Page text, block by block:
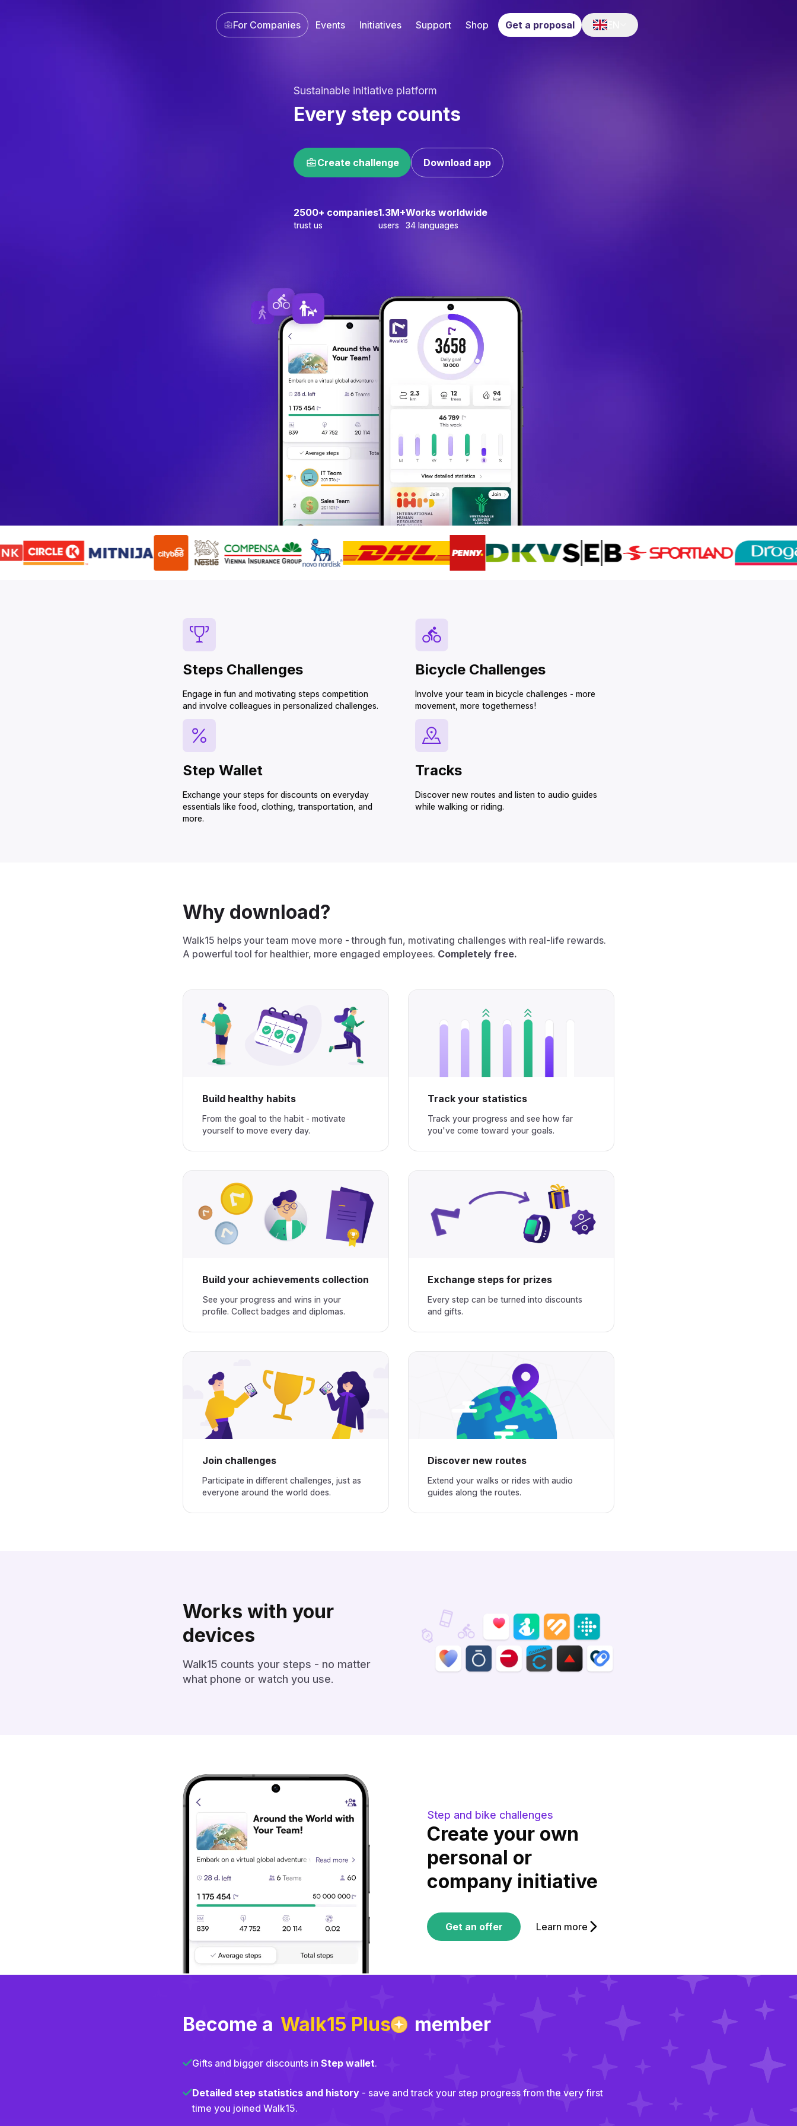
For Companies Events Initiatives Support Shop Get a proposal
Sustainable initiative platform‌‍‍‍‍‌‍‍‌‌‌‍‌‌‌‍‌‌‌‍‍‌‍‌‍‍‌‌‌‍‌‌‌‍‌‌‌‌‍‍‍‌‍‌‌‌‌‍‌‌‌‍‌‌‌‍‌‌‍‌‌‌‌‌‍‍‌‍‍‍‍‌‌‍‍‌‍‍‌‍‌‌‍‍‌‌‍‌‍‌‌‍‌‍‌‌‌‌‌‌‍‍‌‌‌‌‍‌‌‍‍‌‌‍‍‍‌‌‍‍‌‌‍‌‍‌‌‌‍‌‍‍‍‌‌‌‍‍‌‍‌‌‌‌‌‍‍‌‌‍‌‍‌‌‍‍‍‌‌‍‌‌‌‍‍‌‍‍‍‍‌‌‌‍‌‍‍‍‌‌‌‍‍‍‌‌‍‍‌‌‍‍‍‌‍‌‍‌‌‍‍‌‌‌‍‌‌‌‍‍‍‌‍‌‌‌‌‍‍‌‍‌‌‍‌‌‍‍‍‌‍‌‌‌‌‍‍‌‍‍‌‌‌‌‍‍‌‌‍‌‍‌‌‌‍‌‌‌‍‌‌‌‍‍‍‍‍‌‍‌‌‌‌‌‍‌‍‌‌
Every step counts‌‍‍‍‍‌‍‍‌‌‌‍‌‌‌‍‌‌‌‍‍‌‍‌‍‍‌‌‌‍‌‌‌‍‌‌‌‌‍‍‍‌‍‌‌‌‌‍‌‌‌‍‌‌‌‍‌‌‍‌‌‌‌‌‍‍‌‍‍‍‍‌‌‍‍‌‍‍‌‍‌‌‍‍‌‌‍‌‍‌‌‍‌‍‌‌‌‌‌‌‍‍‌‌‌‌‍‌‌‍‍‌‌‍‍‍‌‌‍‍‌‌‍‌‍‌‌‌‍‌‍‍‍‌‌‌‍‍‌‍‌‌‌‌‌‍‍‌‌‍‌‍‌‌‍‍‍‌‌‍‌‌‌‍‍‌‍‍‍‍‌‌‌‍‌‍‍‍‌‌‌‍‍‍‌‍‌‌‌‌‍‍‌‍‌‌‍‌‌‍‍‍‌‍‌‌‌‌‍‍‌‍‍‌‌‌‌‍‍‌‌‍‌‍‌‌‌‍‌‌‌‍‌‌‌‍‍‍‍‍‌‍‌‌‌‌‌‍‌‍‌‌
Create challenge‌‍‍‍‍‌‍‍‌‌‌‍‌‌‌‍‌‌‌‍‍‌‍‌‍‍‌‌‌‍‌‌‌‍‌‌‌‌‍‍‍‌‍‌‌‌‌‍‌‌‌‍‌‌‌‍‌‌‍‌‌‌‌‌‍‍‌‍‍‍‍‌‌‍‍‌‍‍‌‍‌‌‍‍‌‌‍‌‍‌‌‍‌‍‌‌‌‌‌‌‍‍‌‌‌‌‍‌‌‍‍‌‌‍‍‍‌‌‍‍‌‌‍‌‍‌‌‌‍‌‍‍‍‌‌‌‍‍‌‍‌‌‌‌‌‍‍‌‌‍‌‍‌‌‍‍‍‌‌‍‌‌‌‍‍‌‍‍‍‍‌‌‌‍‌‍‍‍‌‌‌‍‍‌‌‌‍‌‌‌‍‍‍‌‍‌‍‌‌‍‍‍‌‍‌‌‌‌‍‍‍‌‍‌‌‌‌‍‍‌‍‍‍‍‌‌‍‍‌‍‍‍‌‌‌‍‍‍‌‌‍‍‌‌‌‍‌‍‍‍‌‌‌‍‍‌‌‌‍‍‌‌‍‍‍‌‌‍‌‌‌‍‍‌‌‍‌‍‌‌‍‍‌‌‌‌‍‌‌‍‍‍‌‍‌‌‌‌‍‍‌‌‍‌‍‌‌‍‌‌‌‌‍‍‌‌‍‍‌‍‌‌‌‌‌‍‍‌‌‌‌‍‌‌‍‍‌‍‍‌‌‌‌‍‍‌‍‍‌‌‌‌‍‍‌‌‍‌‍‌‌‍‍‌‍‍‍‌‌‌‍‍‌‌‍‍‍‌‌‍‍‌‌‍‌‍‌‌‌‍‌‌‌‍‌‌‌‍‍‍‍‍‌‍‌‌‌‌‌‍‌‍‌‌ Download app‌‍‍‍‍‌‍‍‌‌‌‍‌‌‌‍‌‌‌‍‍‌‍‌‍‍‌‌‌‍‌‌‌‍‌‌‌‌‍‍‍‌‍‌‌‌‌‍‌‌‌‍‌‌‌‍‌‌‍‌‌‌‌‌‍‍‌‍‍‍‍‌‌‍‍‌‍‍‌‍‌‌‍‍‌‌‍‌‍‌‌‍‌‍‌‌‌‌‌‌‍‍‌‌‌‌‍‌‌‍‍‌‌‍‍‍‌‌‍‍‌‌‍‌‍‌‌‌‍‌‍‍‍‌‌‌‍‍‌‍‌‌‌‌‌‍‍‌‌‍‌‍‌‌‍‍‍‌‌‍‌‌‌‍‍‌‍‍‍‍‌‌‌‍‌‍‍‍‌‌‌‍‍‌‌‌‍‌‌‌‍‍‍‌‍‌‍‌‌‍‍‍‌‍‌‌‌‌‍‍‍‌‍‌‌‌‌‍‍‌‍‍‍‍‌‌‍‍‌‍‍‍‌‌‌‍‍‍‌‌‍‍‌‌‌‍‌‍‍‍‌‌‌‍‍‌‌‍‌‌‌‌‍‍‌‍‍‍‍‌‌‍‍‍‌‍‍‍‌‌‍‍‌‍‍‍‌‌‌‍‍‌‍‍‌‌‌‌‍‍‌‍‍‍‍‌‌‍‍‌‌‌‌‍‌‌‍‍‌‌‍‌‌‌‌‍‌‌‌‌‌‍‌‌‍‍‍‌‌‌‌‌‌‍‍‍‌‌‌‌‌‌‌‍‌‌‌‍‌‌‌‍‍‍‍‍‌‍‌‌‌‌‌‍‌‍‌‌
2500+ companies‌‍‍‍‍‌‍‍‌‌‌‍‌‌‌‍‌‌‌‍‍‌‍‌‍‍‌‌‌‍‌‌‌‍‌‌‌‌‍‍‍‌‍‌‌‌‌‍‌‌‌‍‌‌‌‍‌‌‍‌‌‌‌‌‍‍‌‍‍‍‍‌‌‍‍‌‍‍‌‍‌‌‍‍‌‌‍‌‍‌‌‍‌‍‌‌‌‌‌‌‍‍‌‌‌‌‍‌‌‍‍‌‌‍‍‍‌‌‍‍‌‌‍‌‍‌‌‌‍‌‍‍‍‌‌‌‍‍‌‍‌‌‌‌‌‍‍‌‌‍‌‍‌‌‍‍‍‌‌‍‌‌‌‍‍‌‍‍‍‍‌‌‌‍‌‍‍‍‌‌‌‍‍‌‍‍‍‌‌‌‍‍‍‌‍‌‍‌‌‍‍‌‍‍‌‍‌‌‍‍‌‌‌‍‌‌‌‍‍‌‌‍‌‍‌‌‍‍‍‌‌‍‌‌‌‍‍‍‌‌‍‍‌‌‌‍‌‍‍‍‌‌‌‍‍‌‌‌‍‍‌‌‍‍‌‍‍‍‍‌‌‍‍‌‍‍‌‍‌‌‍‍‍‌‌‌‌‌‌‍‍‌‌‌‌‍‌‌‍‍‌‍‍‍‌‌‌‍‍‌‍‌‌‍‌‌‍‍‌‌‍‌‍‌‌‍‍‍‌‌‍‍‌‌‌‍‌‍‍‍‌‌‌‍‍‍‌‍‍‌‌‌‍‍‌‌‌‌‍‌‌‍‍‌‍‍‌‌‌‌‍‍‍‌‍‌‍‌‌‍‍‌‌‍‌‍‌‌‌‍‌‌‌‍‌‌‌‍‍‍‍‍‌‍‌‌‌‌‌‍‌‍‌‌
trust us‌‍‍‍‍‌‍‍‌‌‌‍‌‌‌‍‌‌‌‍‍‌‍‌‍‍‌‌‌‍‌‌‌‍‌‌‌‌‍‍‍‌‍‌‌‌‌‍‌‌‌‍‌‌‌‍‌‌‍‌‌‌‌‌‍‍‌‍‍‍‍‌‌‍‍‌‍‍‌‍‌‌‍‍‌‌‍‌‍‌‌‍‌‍‌‌‌‌‌‌‍‍‌‌‌‌‍‌‌‍‍‌‌‍‍‍‌‌‍‍‌‌‍‌‍‌‌‌‍‌‍‍‍‌‌‌‍‍‌‍‌‌‌‌‌‍‍‌‌‍‌‍‌‌‍‍‍‌‌‍‌‌‌‍‍‌‍‍‍‍‌‌‌‍‌‍‍‍‌‌‌‍‍‌‍‍‍‌‌‌‍‍‍‌‍‌‍‌‌‍‍‌‍‍‌‍‌‌‍‍‌‌‌‍‌‌‌‍‍‌‌‍‌‍‌‌‍‍‍‌‌‍‌‌‌‍‍‍‌‌‍‍‌‌‌‍‌‍‍‍‌‌‌‍‍‌‌‌‍‍‌‌‍‍‌‍‍‍‍‌‌‍‍‌‍‍‌‍‌‌‍‍‍‌‌‌‌‌‌‍‍‌‌‌‌‍‌‌‍‍‌‍‍‍‌‌‌‍‍‌‍‌‌‍‌‌‍‍‌‌‍‌‍‌‌‍‍‍‌‌‍‍‌‌‌‍‌‍‍‍‌‌‌‍‍‌‌‍‌‌‌‌‍‍‌‌‍‌‍‌‌‍‍‍‌‌‍‍‌‌‍‍‌‌‌‍‍‌‌‍‍‍‌‌‍‌‌‌‍‍‌‍‌‌‍‌‌‍‍‍‌‌‌‌‌‌‍‍‍‌‍‌‌‌‌‍‍‌‍‌‌‍‌‌‍‍‌‍‍‍‍‌‌‍‍‌‍‍‍‌‌‌‌‍‌‌‌‍‌‌‌‍‍‍‍‍‌‍‌‌‌‌‌‍‌‍‌‌
1.3M+‌‍‍‍‍‌‍‍‌‌‌‍‌‌‌‍‌‌‌‍‍‌‍‌‍‍‌‌‌‍‌‌‌‍‌‌‌‌‍‍‍‌‍‌‌‌‌‍‌‌‌‍‌‌‌‍‌‌‍‌‌‌‌‌‍‍‌‍‍‍‍‌‌‍‍‌‍‍‌‍‌‌‍‍‌‌‍‌‍‌‌‍‌‍‌‌‌‌‌‌‍‍‌‌‌‌‍‌‌‍‍‌‌‍‍‍‌‌‍‍‌‌‍‌‍‌‌‌‍‌‍‍‍‌‌‌‍‍‌‍‌‌‌‌‌‍‍‌‌‍‌‍‌‌‍‍‍‌‌‍‌‌‌‍‍‌‍‍‍‍‌‌‌‍‌‍‍‍‌‌‌‍‍‌‍‍‍‌‌‌‍‍‍‌‍‌‍‌‌‍‍‌‍‍‌‍‌‌‍‍‌‌‌‍‌‌‌‍‍‌‌‍‌‍‌‌‍‍‍‌‌‍‌‌‌‍‍‍‌‌‍‍‌‌‌‍‌‍‍‍‌‌‌‍‍‌‌‍‌‍‌‌‍‍‍‌‍‌‍‌‌‌‍‌‍‍‍‌‌‌‍‍‍‌‍‍‌‌‌‍‍‌‌‌‌‍‌‌‍‍‌‍‍‌‌‌‌‍‍‍‌‍‌‍‌‌‍‍‌‌‍‌‍‌‌‌‍‌‌‌‍‌‌‌‍‍‍‍‍‌‍‌‌‌‌‌‍‌‍‌‌
users‌‍‍‍‍‌‍‍‌‌‌‍‌‌‌‍‌‌‌‍‍‌‍‌‍‍‌‌‌‍‌‌‌‍‌‌‌‌‍‍‍‌‍‌‌‌‌‍‌‌‌‍‌‌‌‍‌‌‍‌‌‌‌‌‍‍‌‍‍‍‍‌‌‍‍‌‍‍‌‍‌‌‍‍‌‌‍‌‍‌‌‍‌‍‌‌‌‌‌‌‍‍‌‌‌‌‍‌‌‍‍‌‌‍‍‍‌‌‍‍‌‌‍‌‍‌‌‌‍‌‍‍‍‌‌‌‍‍‌‍‌‌‌‌‌‍‍‌‌‍‌‍‌‌‍‍‍‌‌‍‌‌‌‍‍‌‍‍‍‍‌‌‌‍‌‍‍‍‌‌‌‍‍‌‍‍‍‌‌‌‍‍‍‌‍‌‍‌‌‍‍‌‍‍‌‍‌‌‍‍‌‌‌‍‌‌‌‍‍‌‌‍‌‍‌‌‍‍‍‌‌‍‌‌‌‍‍‍‌‌‍‍‌‌‌‍‌‍‍‍‌‌‌‍‍‌‌‍‌‍‌‌‍‍‍‌‍‌‍‌‌‌‍‌‍‍‍‌‌‌‍‍‌‌‍‌‌‌‌‍‍‌‌‍‌‍‌‌‍‍‍‌‌‍‍‌‌‍‍‌‌‌‍‍‌‌‍‍‍‌‌‍‌‌‌‍‍‌‍‌‌‍‌‌‍‍‍‌‌‌‌‌‌‍‍‍‌‍‌‌‌‌‍‍‌‍‌‌‍‌‌‍‍‌‍‍‍‍‌‌‍‍‌‍‍‍‌‌‌‌‍‌‌‌‍‌‌‌‍‍‍‍‍‌‍‌‌‌‌‌‍‌‍‌‌
Works worldwide‌‍‍‍‍‌‍‍‌‌‌‍‌‌‌‍‌‌‌‍‍‌‍‌‍‍‌‌‌‍‌‌‌‍‌‌‌‌‍‍‍‌‍‌‌‌‌‍‌‌‌‍‌‌‌‍‌‌‍‌‌‌‌‌‍‍‌‍‍‍‍‌‌‍‍‌‍‍‌‍‌‌‍‍‌‌‍‌‍‌‌‍‌‍‌‌‌‌‌‌‍‍‌‌‌‌‍‌‌‍‍‌‌‍‍‍‌‌‍‍‌‌‍‌‍‌‌‌‍‌‍‍‍‌‌‌‍‍‌‍‌‌‌‌‌‍‍‌‌‍‌‍‌‌‍‍‍‌‌‍‌‌‌‍‍‌‍‍‍‍‌‌‌‍‌‍‍‍‌‌‌‍‍‌‍‍‍‌‌‌‍‍‍‌‍‌‍‌‌‍‍‌‍‍‌‍‌‌‍‍‌‌‌‍‌‌‌‍‍‌‌‍‌‍‌‌‍‍‍‌‌‍‌‌‌‍‍‍‌‌‍‍‌‌‌‍‌‍‍‍‌‌‌‍‍‍‌‍‌‌‌‌‍‍‍‌‌‍‌‌‌‍‍‌‌‍‌‍‌‌‍‍‌‌‍‌‍‌‌‍‍‍‌‌‍‍‌‌‌‍‌‍‍‍‌‌‌‍‍‍‌‍‍‌‌‌‍‍‌‌‌‌‍‌‌‍‍‌‍‍‌‌‌‌‍‍‍‌‍‌‍‌‌‍‍‌‌‍‌‍‌‌‌‍‌‌‌‍‌‌‌‍‍‍‍‍‌‍‌‌‌‌‌‍‌‍‌‌
34 languages‌‍‍‍‍‌‍‍‌‌‌‍‌‌‌‍‌‌‌‍‍‌‍‌‍‍‌‌‌‍‌‌‌‍‌‌‌‌‍‍‍‌‍‌‌‌‌‍‌‌‌‍‌‌‌‍‌‌‍‌‌‌‌‌‍‍‌‍‍‍‍‌‌‍‍‌‍‍‌‍‌‌‍‍‌‌‍‌‍‌‌‍‌‍‌‌‌‌‌‌‍‍‌‌‌‌‍‌‌‍‍‌‌‍‍‍‌‌‍‍‌‌‍‌‍‌‌‌‍‌‍‍‍‌‌‌‍‍‌‍‌‌‌‌‌‍‍‌‌‍‌‍‌‌‍‍‍‌‌‍‌‌‌‍‍‌‍‍‍‍‌‌‌‍‌‍‍‍‌‌‌‍‍‌‍‍‍‌‌‌‍‍‍‌‍‌‍‌‌‍‍‌‍‍‌‍‌‌‍‍‌‌‌‍‌‌‌‍‍‌‌‍‌‍‌‌‍‍‍‌‌‍‌‌‌‍‍‍‌‌‍‍‌‌‌‍‌‍‍‍‌‌‌‍‍‍‌‍‌‌‌‌‍‍‍‌‌‍‌‌‌‍‍‌‌‍‌‍‌‌‍‍‌‌‍‌‍‌‌‍‍‍‌‌‍‍‌‌‌‍‌‍‍‍‌‌‌‍‍‌‌‍‌‌‌‌‍‍‌‌‍‌‍‌‌‍‍‍‌‌‍‍‌‌‍‍‌‌‌‍‍‌‌‍‍‍‌‌‍‌‌‌‍‍‌‍‌‌‍‌‌‍‍‍‌‌‌‌‌‌‍‍‍‌‍‌‌‌‌‍‍‌‍‌‌‍‌‌‍‍‌‍‍‍‍‌‌‍‍‌‍‍‍‌‌‌‌‍‌‌‌‍‌‌‌‍‍‍‍‍‌‍‌‌‌‌‌‍‌‍‌‌
Steps Challenges‌‍‍‍‍‌‍‍‌‌‌‍‌‌‌‍‌‌‌‍‍‌‍‌‍‍‌‌‌‍‌‌‌‍‌‌‌‌‍‍‍‌‍‌‌‌‌‍‌‌‌‍‌‌‌‍‌‌‍‌‌‌‌‌‍‍‌‍‍‍‍‌‌‍‍‌‍‍‌‍‌‌‍‍‌‌‍‌‍‌‌‍‌‍‌‌‌‌‌‌‍‍‌‌‌‌‍‌‌‍‍‌‌‍‍‍‌‌‍‍‌‌‍‌‍‌‌‌‍‌‍‍‍‌‌‌‍‍‌‌‍‍‌‌‌‍‍‌‌‍‌‍‌‌‍‍‌‌‌‌‍‌‌‍‍‍‌‍‌‌‌‌‍‍‍‌‍‌‍‌‌‍‍‍‌‌‍‌‌‌‍‍‌‌‍‌‍‌‌‍‍‍‌‌‍‍‌‌‌‍‌‍‍‍‌‌‌‍‍‌‌‌‍‍‌‌‍‍‌‍‌‌‌‌‌‍‍‌‌‌‌‍‌‌‍‍‌‍‍‌‌‌‌‍‍‌‍‍‌‌‌‌‍‍‌‌‍‌‍‌‌‍‍‌‍‍‍‌‌‌‍‍‌‌‍‍‍‌‌‍‍‌‌‍‌‍‌‌‍‍‍‌‌‍‍‌‌‌‍‌‍‍‍‌‌‌‍‍‍‌‍‌‌‌‌‍‍‌‍‌‌‍‌‌‍‍‍‌‍‌‌‌‌‍‍‌‍‍‌‌‌‌‍‍‌‌‍‌‍‌‌‌‍‌‌‌‍‌‌‌‍‍‍‍‍‌‍‌‌‌‌‌‍‌‍‌‌
Engage in fun and motivating steps competition
and involve colleagues in personalized challenges.‌‍‍‍‍‌‍‍‌‌‌‍‌‌‌‍‌‌‌‍‍‌‍‌‍‍‌‌‌‍‌‌‌‍‌‌‌‌‍‍‍‌‍‌‌‌‌‍‌‌‌‍‌‌‌‍‌‌‍‌‌‌‌‌‍‍‌‍‍‍‍‌‌‍‍‌‍‍‌‍‌‌‍‍‌‌‍‌‍‌‌‍‌‍‌‌‌‌‌‌‍‍‌‌‌‌‍‌‌‍‍‌‌‍‍‍‌‌‍‍‌‌‍‌‍‌‌‌‍‌‍‍‍‌‌‌‍‍‌‌‍‍‌‌‌‍‍‌‌‍‌‍‌‌‍‍‌‌‌‌‍‌‌‍‍‍‌‍‌‌‌‌‍‍‍‌‍‌‍‌‌‍‍‍‌‌‍‌‌‌‍‍‌‌‍‌‍‌‌‍‍‍‌‌‍‍‌‌‌‍‌‍‍‍‌‌‌‍‍‌‌‌‍‍‌‌‍‍‌‍‌‌‌‌‌‍‍‌‌‌‌‍‌‌‍‍‌‍‍‌‌‌‌‍‍‌‍‍‌‌‌‌‍‍‌‌‍‌‍‌‌‍‍‌‍‍‍‌‌‌‍‍‌‌‍‍‍‌‌‍‍‌‌‍‌‍‌‌‍‍‍‌‌‍‍‌‌‌‍‌‍‍‍‌‌‌‍‍‌‌‍‌‌‌‌‍‍‌‌‍‌‍‌‌‍‍‍‌‌‍‍‌‌‍‍‌‌‌‍‍‌‌‍‍‍‌‌‍‌‌‌‍‍‌‍‌‌‍‌‌‍‍‍‌‌‌‌‌‌‍‍‍‌‍‌‌‌‌‍‍‌‍‌‌‍‌‌‍‍‌‍‍‍‍‌‌‍‍‌‍‍‍‌‌‌‌‍‌‌‌‍‌‌‌‍‍‍‍‍‌‍‌‌‌‌‌‍‌‍‌‌
Bicycle Challenges‌‍‍‍‍‌‍‍‌‌‌‍‌‌‌‍‌‌‌‍‍‌‍‌‍‍‌‌‌‍‌‌‌‍‌‌‌‌‍‍‍‌‍‌‌‌‌‍‌‌‌‍‌‌‌‍‌‌‍‌‌‌‌‌‍‍‌‍‍‍‍‌‌‍‍‌‍‍‌‍‌‌‍‍‌‌‍‌‍‌‌‍‌‍‌‌‌‌‌‌‍‍‌‌‌‌‍‌‌‍‍‌‌‍‍‍‌‌‍‍‌‌‍‌‍‌‌‌‍‌‍‍‍‌‌‌‍‍‌‌‍‍‌‌‌‍‍‌‌‍‌‍‌‌‍‍‌‌‌‌‍‌‌‍‍‍‌‍‌‌‌‌‍‍‍‌‍‌‍‌‌‍‍‍‌‌‍‌‌‌‍‍‌‌‍‌‍‌‌‍‍‍‌‌‍‍‌‌‌‍‌‍‍‍‌‌‌‍‍‌‌‌‍‌‌‌‍‍‌‍‌‌‍‌‌‍‍‌‌‌‍‍‌‌‍‍‍‍‌‌‍‌‌‍‍‌‌‌‍‍‌‌‍‍‌‍‍‌‌‌‌‍‍‌‌‍‌‍‌‌‌‍‌‍‍‍‌‌‌‍‍‍‌‍‌‌‌‌‍‍‌‍‌‌‍‌‌‍‍‍‌‍‌‌‌‌‍‍‌‍‍‌‌‌‌‍‍‌‌‍‌‍‌‌‌‍‌‌‌‍‌‌‌‍‍‍‍‍‌‍‌‌‌‌‌‍‌‍‌‌
Involve your team in bicycle challenges - more
movement, more togetherness!‌‍‍‍‍‌‍‍‌‌‌‍‌‌‌‍‌‌‌‍‍‌‍‌‍‍‌‌‌‍‌‌‌‍‌‌‌‌‍‍‍‌‍‌‌‌‌‍‌‌‌‍‌‌‌‍‌‌‍‌‌‌‌‌‍‍‌‍‍‍‍‌‌‍‍‌‍‍‌‍‌‌‍‍‌‌‍‌‍‌‌‍‌‍‌‌‌‌‌‌‍‍‌‌‌‌‍‌‌‍‍‌‌‍‍‍‌‌‍‍‌‌‍‌‍‌‌‌‍‌‍‍‍‌‌‌‍‍‌‌‍‍‌‌‌‍‍‌‌‍‌‍‌‌‍‍‌‌‌‌‍‌‌‍‍‍‌‍‌‌‌‌‍‍‍‌‍‌‍‌‌‍‍‍‌‌‍‌‌‌‍‍‌‌‍‌‍‌‌‍‍‍‌‌‍‍‌‌‌‍‌‍‍‍‌‌‌‍‍‌‌‌‍‌‌‌‍‍‌‍‌‌‍‌‌‍‍‌‌‌‍‍‌‌‍‍‍‍‌‌‍‌‌‍‍‌‌‌‍‍‌‌‍‍‌‍‍‌‌‌‌‍‍‌‌‍‌‍‌‌‌‍‌‍‍‍‌‌‌‍‍‌‌‍‌‌‌‌‍‍‌‌‍‌‍‌‌‍‍‍‌‌‍‍‌‌‍‍‌‌‌‍‍‌‌‍‍‍‌‌‍‌‌‌‍‍‌‍‌‌‍‌‌‍‍‍‌‌‌‌‌‌‍‍‍‌‍‌‌‌‌‍‍‌‍‌‌‍‌‌‍‍‌‍‍‍‍‌‌‍‍‌‍‍‍‌‌‌‌‍‌‌‌‍‌‌‌‍‍‍‍‍‌‍‌‌‌‌‌‍‌‍‌‌
Step Wallet‌‍‍‍‍‌‍‍‌‌‌‍‌‌‌‍‌‌‌‍‍‌‍‌‍‍‌‌‌‍‌‌‌‍‌‌‌‌‍‍‍‌‍‌‌‌‌‍‌‌‌‍‌‌‌‍‌‌‍‌‌‌‌‌‍‍‌‍‍‍‍‌‌‍‍‌‍‍‌‍‌‌‍‍‌‌‍‌‍‌‌‍‌‍‌‌‌‌‌‌‍‍‌‌‌‌‍‌‌‍‍‌‌‍‍‍‌‌‍‍‌‌‍‌‍‌‌‌‍‌‍‍‍‌‌‌‍‍‌‌‍‍‌‌‌‍‍‌‌‍‌‍‌‌‍‍‌‌‌‌‍‌‌‍‍‍‌‍‌‌‌‌‍‍‍‌‍‌‍‌‌‍‍‍‌‌‍‌‌‌‍‍‌‌‍‌‍‌‌‍‍‍‌‌‍‍‌‌‌‍‌‍‍‍‌‌‌‍‍‍‌‍‍‍‌‌‍‍‌‌‌‌‍‌‌‍‍‌‍‍‌‌‌‌‍‍‌‍‍‌‌‌‌‍‍‌‌‍‌‍‌‌‍‍‍‌‍‌‌‌‌‌‍‌‍‍‍‌‌‌‍‍‍‌‍‌‌‌‌‍‍‌‍‌‌‍‌‌‍‍‍‌‍‌‌‌‌‍‍‌‍‍‌‌‌‌‍‍‌‌‍‌‍‌‌‌‍‌‌‌‍‌‌‌‍‍‍‍‍‌‍‌‌‌‌‌‍‌‍‌‌
Exchange your steps for discounts on everyday
essentials like food, clothing, transportation, and
more.‌‍‍‍‍‌‍‍‌‌‌‍‌‌‌‍‌‌‌‍‍‌‍‌‍‍‌‌‌‍‌‌‌‍‌‌‌‌‍‍‍‌‍‌‌‌‌‍‌‌‌‍‌‌‌‍‌‌‍‌‌‌‌‌‍‍‌‍‍‍‍‌‌‍‍‌‍‍‌‍‌‌‍‍‌‌‍‌‍‌‌‍‌‍‌‌‌‌‌‌‍‍‌‌‌‌‍‌‌‍‍‌‌‍‍‍‌‌‍‍‌‌‍‌‍‌‌‌‍‌‍‍‍‌‌‌‍‍‌‌‍‍‌‌‌‍‍‌‌‍‌‍‌‌‍‍‌‌‌‌‍‌‌‍‍‍‌‍‌‌‌‌‍‍‍‌‍‌‍‌‌‍‍‍‌‌‍‌‌‌‍‍‌‌‍‌‍‌‌‍‍‍‌‌‍‍‌‌‌‍‌‍‍‍‌‌‌‍‍‍‌‍‍‍‌‌‍‍‌‌‌‌‍‌‌‍‍‌‍‍‌‌‌‌‍‍‌‍‍‌‌‌‌‍‍‌‌‍‌‍‌‌‍‍‍‌‍‌‌‌‌‌‍‌‍‍‍‌‌‌‍‍‌‌‍‌‌‌‌‍‍‌‌‍‌‍‌‌‍‍‍‌‌‍‍‌‌‍‍‌‌‌‍‍‌‌‍‍‍‌‌‍‌‌‌‍‍‌‍‌‌‍‌‌‍‍‍‌‌‌‌‌‌‍‍‍‌‍‌‌‌‌‍‍‌‍‌‌‍‌‌‍‍‌‍‍‍‍‌‌‍‍‌‍‍‍‌‌‌‌‍‌‌‌‍‌‌‌‍‍‍‍‍‌‍‌‌‌‌‌‍‌‍‌‌
Tracks‌‍‍‍‍‌‍‍‌‌‌‍‌‌‌‍‌‌‌‍‍‌‍‌‍‍‌‌‌‍‌‌‌‍‌‌‌‌‍‍‍‌‍‌‌‌‌‍‌‌‌‍‌‌‌‍‌‌‍‌‌‌‌‌‍‍‌‍‍‍‍‌‌‍‍‌‍‍‌‍‌‌‍‍‌‌‍‌‍‌‌‍‌‍‌‌‌‌‌‌‍‍‌‌‌‌‍‌‌‍‍‌‌‍‍‍‌‌‍‍‌‌‍‌‍‌‌‌‍‌‍‍‍‌‌‌‍‍‌‌‍‍‌‌‌‍‍‌‌‍‌‍‌‌‍‍‌‌‌‌‍‌‌‍‍‍‌‍‌‌‌‌‍‍‍‌‍‌‍‌‌‍‍‍‌‌‍‌‌‌‍‍‌‌‍‌‍‌‌‍‍‍‌‌‍‍‌‌‌‍‌‍‍‍‌‌‌‍‍‍‌‍‌‌‌‌‍‍‍‌‌‍‌‌‌‍‍‌‌‌‌‍‌‌‍‍‌‌‌‍‍‌‌‍‍‌‍‌‍‍‌‌‍‍‍‌‌‍‍‌‌‌‍‌‍‍‍‌‌‌‍‍‍‌‍‌‌‌‌‍‍‌‍‌‌‍‌‌‍‍‍‌‍‌‌‌‌‍‍‌‍‍‌‌‌‌‍‍‌‌‍‌‍‌‌‌‍‌‌‌‍‌‌‌‍‍‍‍‍‌‍‌‌‌‌‌‍‌‍‌‌
Discover new routes and listen to audio guides
while walking or riding.‌‍‍‍‍‌‍‍‌‌‌‍‌‌‌‍‌‌‌‍‍‌‍‌‍‍‌‌‌‍‌‌‌‍‌‌‌‌‍‍‍‌‍‌‌‌‌‍‌‌‌‍‌‌‌‍‌‌‍‌‌‌‌‌‍‍‌‍‍‍‍‌‌‍‍‌‍‍‌‍‌‌‍‍‌‌‍‌‍‌‌‍‌‍‌‌‌‌‌‌‍‍‌‌‌‌‍‌‌‍‍‌‌‍‍‍‌‌‍‍‌‌‍‌‍‌‌‌‍‌‍‍‍‌‌‌‍‍‌‌‍‍‌‌‌‍‍‌‌‍‌‍‌‌‍‍‌‌‌‌‍‌‌‍‍‍‌‍‌‌‌‌‍‍‍‌‍‌‍‌‌‍‍‍‌‌‍‌‌‌‍‍‌‌‍‌‍‌‌‍‍‍‌‌‍‍‌‌‌‍‌‍‍‍‌‌‌‍‍‍‌‍‌‌‌‌‍‍‍‌‌‍‌‌‌‍‍‌‌‌‌‍‌‌‍‍‌‌‌‍‍‌‌‍‍‌‍‌‍‍‌‌‍‍‍‌‌‍‍‌‌‌‍‌‍‍‍‌‌‌‍‍‌‌‍‌‌‌‌‍‍‌‌‍‌‍‌‌‍‍‍‌‌‍‍‌‌‍‍‌‌‌‍‍‌‌‍‍‍‌‌‍‌‌‌‍‍‌‍‌‌‍‌‌‍‍‍‌‌‌‌‌‌‍‍‍‌‍‌‌‌‌‍‍‌‍‌‌‍‌‌‍‍‌‍‍‍‍‌‌‍‍‌‍‍‍‌‌‌‌‍‌‌‌‍‌‌‌‍‍‍‍‍‌‍‌‌‌‌‌‍‌‍‌‌
Why download?‌‍‍‍‍‌‍‍‌‌‌‍‌‌‌‍‌‌‌‍‍‌‍‌‍‍‌‌‌‍‌‌‌‍‌‌‌‌‍‍‍‌‍‌‌‌‌‍‌‌‌‍‌‌‌‍‌‌‍‌‌‌‌‌‍‍‌‍‍‍‍‌‌‍‍‌‍‍‌‍‌‌‍‍‌‌‍‌‍‌‌‍‌‍‌‌‌‌‌‌‍‍‌‌‌‌‍‌‌‍‍‌‌‍‍‍‌‌‍‍‌‌‍‌‍‌‌‌‍‌‍‍‍‌‌‌‍‍‍‌‍‍‍‌‌‍‍‌‍‌‌‌‌‌‍‍‍‍‌‌‍‌‌‍‌‌‍‌‍‌‌‌‍‍‌‍‍‍‍‌‌‍‍‌‍‌‌‍‌‌‍‍‌‍‍‍‌‌‌‌‍‌‍‍‍‌‌‌‍‍‍‌‍‌‌‌‌‍‍‌‍‌‌‍‌‌‍‍‍‌‍‌‌‌‌‍‍‌‍‍‌‌‌‌‍‍‌‌‍‌‍‌‌‌‍‌‌‌‍‌‌‌‍‍‍‍‍‌‍‌‌‌‌‌‍‌‍‌‌
Walk15 helps your team move more - through fun, motivating challenges with real-life rewards.
A powerful tool for healthier, more engaged employees. Completely free.
Build healthy habits‌‍‍‍‍‌‍‍‌‌‌‍‌‌‌‍‌‌‌‍‍‌‍‌‍‍‌‌‌‍‌‌‌‍‌‌‌‌‍‍‍‌‍‌‌‌‌‍‌‌‌‍‌‌‌‍‌‌‍‌‌‌‌‌‍‍‌‍‍‍‍‌‌‍‍‌‍‍‌‍‌‌‍‍‌‌‍‌‍‌‌‍‌‍‌‌‌‌‌‌‍‍‌‌‌‌‍‌‌‍‍‌‌‍‍‍‌‌‍‍‌‌‍‌‍‌‌‌‍‌‍‍‍‌‌‌‍‍‍‌‍‍‍‌‌‍‍‌‍‌‌‌‌‌‍‍‍‍‌‌‍‌‌‍‌‌‍‌‍‌‌‌‍‍‌‍‍‍‍‌‌‍‍‌‍‌‌‍‌‌‍‍‌‍‍‍‌‌‌‌‍‌‍‍‍‌‌‌‍‍‌‍‌‌‍‌‌‍‍‍‌‍‌‌‌‌‍‍‌‌‍‌‍‌‌‍‍‌‍‍‌‍‌‌‍‍‍‌‌‍‍‌‌‌‍‌‍‍‍‌‌‌‍‍‌‍‌‌‌‌‌‍‍‌‌‌‌‍‌‌‍‍‌‌‌‍‌‌‌‍‍‌‍‌‌‍‌‌‍‍‍‌‍‌‌‌‌‍‍‍‌‌‍‍‌‌‌‍‌‍‍‍‌‌‌‍‍‍‌‍‌‌‌‌‍‍‌‍‌‌‍‌‌‍‍‍‌‍‌‌‌‌‍‍‌‍‍‌‌‌‌‍‍‌‌‍‌‍‌‌‌‍‌‌‌‍‌‌‌‍‍‍‍‍‌‍‌‌‌‌‌‍‌‍‌‌
From the goal to the habit - motivate
yourself to move every day.‌‍‍‍‍‌‍‍‌‌‌‍‌‌‌‍‌‌‌‍‍‌‍‌‍‍‌‌‌‍‌‌‌‍‌‌‌‌‍‍‍‌‍‌‌‌‌‍‌‌‌‍‌‌‌‍‌‌‍‌‌‌‌‌‍‍‌‍‍‍‍‌‌‍‍‌‍‍‌‍‌‌‍‍‌‌‍‌‍‌‌‍‌‍‌‌‌‌‌‌‍‍‌‌‌‌‍‌‌‍‍‌‌‍‍‍‌‌‍‍‌‌‍‌‍‌‌‌‍‌‍‍‍‌‌‌‍‍‍‌‍‍‍‌‌‍‍‌‍‌‌‌‌‌‍‍‍‍‌‌‍‌‌‍‌‌‍‌‍‌‌‌‍‍‌‍‍‍‍‌‌‍‍‌‍‌‌‍‌‌‍‍‌‍‍‍‌‌‌‌‍‌‍‍‍‌‌‌‍‍‌‍‌‌‍‌‌‍‍‍‌‍‌‌‌‌‍‍‌‌‍‌‍‌‌‍‍‌‍‍‌‍‌‌‍‍‍‌‌‍‍‌‌‌‍‌‍‍‍‌‌‌‍‍‌‍‌‌‌‌‌‍‍‌‌‌‌‍‌‌‍‍‌‌‌‍‌‌‌‍‍‌‍‌‌‍‌‌‍‍‍‌‍‌‌‌‌‍‍‍‌‌‍‍‌‌‌‍‌‍‍‍‌‌‌‍‍‌‌‍‌‌‌‌‍‍‌‌‍‌‍‌‌‍‍‍‌‌‍‍‌‌‍‍‌‌‌‍‍‌‌‍‍‍‌‌‍‌‌‌‍‍‌‍‌‌‍‌‌‍‍‍‌‌‌‌‌‌‍‍‍‌‍‌‌‌‌‍‍‌‍‌‌‍‌‌‍‍‌‍‍‍‍‌‌‍‍‌‍‍‍‌‌‌‌‍‌‌‌‍‌‌‌‍‍‍‍‍‌‍‌‌‌‌‌‍‌‍‌‌
Track your statistics‌‍‍‍‍‌‍‍‌‌‌‍‌‌‌‍‌‌‌‍‍‌‍‌‍‍‌‌‌‍‌‌‌‍‌‌‌‌‍‍‍‌‍‌‌‌‌‍‌‌‌‍‌‌‌‍‌‌‍‌‌‌‌‌‍‍‌‍‍‍‍‌‌‍‍‌‍‍‌‍‌‌‍‍‌‌‍‌‍‌‌‍‌‍‌‌‌‌‌‌‍‍‌‌‌‌‍‌‌‍‍‌‌‍‍‍‌‌‍‍‌‌‍‌‍‌‌‌‍‌‍‍‍‌‌‌‍‍‍‌‍‍‍‌‌‍‍‌‍‌‌‌‌‌‍‍‍‍‌‌‍‌‌‍‌‌‍‌‍‌‌‌‍‍‌‍‍‍‍‌‌‍‍‌‍‌‌‍‌‌‍‍‌‍‍‍‌‌‌‌‍‌‍‍‍‌‌‌‍‍‌‍‌‌‍‌‌‍‍‍‌‍‌‌‌‌‍‍‌‌‍‌‍‌‌‍‍‌‍‍‌‍‌‌‍‍‍‌‌‍‍‌‌‌‍‌‍‍‍‌‌‌‍‍‍‌‌‍‍‌‌‍‍‍‌‍‌‌‌‌‍‍‌‌‌‌‍‌‌‍‍‍‌‍‌‌‌‌‍‍‌‍‌‌‍‌‌‍‍‍‌‌‍‍‌‌‍‍‍‌‍‌‌‌‌‍‍‌‍‌‌‍‌‌‍‍‌‌‌‍‍‌‌‍‍‍‌‌‍‍‌‌‌‍‌‍‍‍‌‌‌‍‍‍‌‍‌‌‌‌‍‍‌‍‌‌‍‌‌‍‍‍‌‍‌‌‌‌‍‍‌‍‍‌‌‌‌‍‍‌‌‍‌‍‌‌‌‍‌‌‌‍‌‌‌‍‍‍‍‍‌‍‌‌‌‌‌‍‌‍‌‌
Track your progress and see how far
you've come toward your goals.‌‍‍‍‍‌‍‍‌‌‌‍‌‌‌‍‌‌‌‍‍‌‍‌‍‍‌‌‌‍‌‌‌‍‌‌‌‌‍‍‍‌‍‌‌‌‌‍‌‌‌‍‌‌‌‍‌‌‍‌‌‌‌‌‍‍‌‍‍‍‍‌‌‍‍‌‍‍‌‍‌‌‍‍‌‌‍‌‍‌‌‍‌‍‌‌‌‌‌‌‍‍‌‌‌‌‍‌‌‍‍‌‌‍‍‍‌‌‍‍‌‌‍‌‍‌‌‌‍‌‍‍‍‌‌‌‍‍‍‌‍‍‍‌‌‍‍‌‍‌‌‌‌‌‍‍‍‍‌‌‍‌‌‍‌‌‍‌‍‌‌‌‍‍‌‍‍‍‍‌‌‍‍‌‍‌‌‍‌‌‍‍‌‍‍‍‌‌‌‌‍‌‍‍‍‌‌‌‍‍‌‍‌‌‍‌‌‍‍‍‌‍‌‌‌‌‍‍‌‌‍‌‍‌‌‍‍‌‍‍‌‍‌‌‍‍‍‌‌‍‍‌‌‌‍‌‍‍‍‌‌‌‍‍‍‌‌‍‍‌‌‍‍‍‌‍‌‌‌‌‍‍‌‌‌‌‍‌‌‍‍‍‌‍‌‌‌‌‍‍‌‍‌‌‍‌‌‍‍‍‌‌‍‍‌‌‍‍‍‌‍‌‌‌‌‍‍‌‍‌‌‍‌‌‍‍‌‌‌‍‍‌‌‍‍‍‌‌‍‍‌‌‌‍‌‍‍‍‌‌‌‍‍‌‌‍‌‌‌‌‍‍‌‌‍‌‍‌‌‍‍‍‌‌‍‍‌‌‍‍‌‌‌‍‍‌‌‍‍‍‌‌‍‌‌‌‍‍‌‍‌‌‍‌‌‍‍‍‌‌‌‌‌‌‍‍‍‌‍‌‌‌‌‍‍‌‍‌‌‍‌‌‍‍‌‍‍‍‍‌‌‍‍‌‍‍‍‌‌‌‌‍‌‌‌‍‌‌‌‍‍‍‍‍‌‍‌‌‌‌‌‍‌‍‌‌
Build your achievements collection‌‍‍‍‍‌‍‍‌‌‌‍‌‌‌‍‌‌‌‍‍‌‍‌‍‍‌‌‌‍‌‌‌‍‌‌‌‌‍‍‍‌‍‌‌‌‌‍‌‌‌‍‌‌‌‍‌‌‍‌‌‌‌‌‍‍‌‍‍‍‍‌‌‍‍‌‍‍‌‍‌‌‍‍‌‌‍‌‍‌‌‍‌‍‌‌‌‌‌‌‍‍‌‌‌‌‍‌‌‍‍‌‌‍‍‍‌‌‍‍‌‌‍‌‍‌‌‌‍‌‍‍‍‌‌‌‍‍‍‌‍‍‍‌‌‍‍‌‍‌‌‌‌‌‍‍‍‍‌‌‍‌‌‍‌‌‍‌‍‌‌‌‍‍‌‍‍‍‍‌‌‍‍‌‍‌‌‍‌‌‍‍‌‍‍‍‌‌‌‌‍‌‍‍‍‌‌‌‍‍‌‍‌‌‍‌‌‍‍‍‌‍‌‌‌‌‍‍‌‌‍‌‍‌‌‍‍‌‍‍‌‍‌‌‍‍‍‌‌‍‍‌‌‌‍‌‍‍‍‌‌‌‍‍‌‌‌‌‍‌‌‍‍‌‌‌‍‍‌‌‍‍‌‍‌‌‌‌‌‍‍‌‍‌‌‍‌‌‍‍‌‌‍‌‍‌‌‍‍‍‌‍‍‌‌‌‍‍‌‌‍‌‍‌‌‍‍‌‍‍‌‍‌‌‍‍‌‌‍‌‍‌‌‍‍‌‍‍‍‌‌‌‍‍‍‌‍‌‌‌‌‍‍‍‌‌‍‍‌‌‌‍‌‍‍‍‌‌‌‍‍‍‌‍‌‌‌‌‍‍‌‍‌‌‍‌‌‍‍‍‌‍‌‌‌‌‍‍‌‍‍‌‌‌‌‍‍‌‌‍‌‍‌‌‌‍‌‌‌‍‌‌‌‍‍‍‍‍‌‍‌‌‌‌‌‍‌‍‌‌
See your progress and wins in your
profile. Collect badges and diplomas.‌‍‍‍‍‌‍‍‌‌‌‍‌‌‌‍‌‌‌‍‍‌‍‌‍‍‌‌‌‍‌‌‌‍‌‌‌‌‍‍‍‌‍‌‌‌‌‍‌‌‌‍‌‌‌‍‌‌‍‌‌‌‌‌‍‍‌‍‍‍‍‌‌‍‍‌‍‍‌‍‌‌‍‍‌‌‍‌‍‌‌‍‌‍‌‌‌‌‌‌‍‍‌‌‌‌‍‌‌‍‍‌‌‍‍‍‌‌‍‍‌‌‍‌‍‌‌‌‍‌‍‍‍‌‌‌‍‍‍‌‍‍‍‌‌‍‍‌‍‌‌‌‌‌‍‍‍‍‌‌‍‌‌‍‌‌‍‌‍‌‌‌‍‍‌‍‍‍‍‌‌‍‍‌‍‌‌‍‌‌‍‍‌‍‍‍‌‌‌‌‍‌‍‍‍‌‌‌‍‍‌‍‌‌‍‌‌‍‍‍‌‍‌‌‌‌‍‍‌‌‍‌‍‌‌‍‍‌‍‍‌‍‌‌‍‍‍‌‌‍‍‌‌‌‍‌‍‍‍‌‌‌‍‍‌‌‌‌‍‌‌‍‍‌‌‌‍‍‌‌‍‍‌‍‌‌‌‌‌‍‍‌‍‌‌‍‌‌‍‍‌‌‍‌‍‌‌‍‍‍‌‍‍‌‌‌‍‍‌‌‍‌‍‌‌‍‍‌‍‍‌‍‌‌‍‍‌‌‍‌‍‌‌‍‍‌‍‍‍‌‌‌‍‍‍‌‍‌‌‌‌‍‍‍‌‌‍‍‌‌‌‍‌‍‍‍‌‌‌‍‍‌‌‍‌‌‌‌‍‍‌‌‍‌‍‌‌‍‍‍‌‌‍‍‌‌‍‍‌‌‌‍‍‌‌‍‍‍‌‌‍‌‌‌‍‍‌‍‌‌‍‌‌‍‍‍‌‌‌‌‌‌‍‍‍‌‍‌‌‌‌‍‍‌‍‌‌‍‌‌‍‍‌‍‍‍‍‌‌‍‍‌‍‍‍‌‌‌‌‍‌‌‌‍‌‌‌‍‍‍‍‍‌‍‌‌‌‌‌‍‌‍‌‌
Exchange steps for prizes‌‍‍‍‍‌‍‍‌‌‌‍‌‌‌‍‌‌‌‍‍‌‍‌‍‍‌‌‌‍‌‌‌‍‌‌‌‌‍‍‍‌‍‌‌‌‌‍‌‌‌‍‌‌‌‍‌‌‍‌‌‌‌‌‍‍‌‍‍‍‍‌‌‍‍‌‍‍‌‍‌‌‍‍‌‌‍‌‍‌‌‍‌‍‌‌‌‌‌‌‍‍‌‌‌‌‍‌‌‍‍‌‌‍‍‍‌‌‍‍‌‌‍‌‍‌‌‌‍‌‍‍‍‌‌‌‍‍‍‌‍‍‍‌‌‍‍‌‍‌‌‌‌‌‍‍‍‍‌‌‍‌‌‍‌‌‍‌‍‌‌‌‍‍‌‍‍‍‍‌‌‍‍‌‍‌‌‍‌‌‍‍‌‍‍‍‌‌‌‌‍‌‍‍‍‌‌‌‍‍‌‍‌‌‍‌‌‍‍‍‌‍‌‌‌‌‍‍‌‌‍‌‍‌‌‍‍‌‍‍‌‍‌‌‍‍‍‌‌‍‍‌‌‌‍‌‍‍‍‌‌‌‍‍‍‌‌‌‌‌‌‍‍‍‌‌‍‌‌‌‍‍‌‍‌‌‍‌‌‍‍‍‍‌‍‌‌‌‍‍‌‌‍‌‍‌‌‍‍‍‌‌‍‍‌‌‌‍‌‍‍‍‌‌‌‍‍‍‌‍‌‌‌‌‍‍‌‍‌‌‍‌‌‍‍‍‌‍‌‌‌‌‍‍‌‍‍‌‌‌‌‍‍‌‌‍‌‍‌‌‌‍‌‌‌‍‌‌‌‍‍‍‍‍‌‍‌‌‌‌‌‍‌‍‌‌
Every step can be turned into discounts
and gifts.‌‍‍‍‍‌‍‍‌‌‌‍‌‌‌‍‌‌‌‍‍‌‍‌‍‍‌‌‌‍‌‌‌‍‌‌‌‌‍‍‍‌‍‌‌‌‌‍‌‌‌‍‌‌‌‍‌‌‍‌‌‌‌‌‍‍‌‍‍‍‍‌‌‍‍‌‍‍‌‍‌‌‍‍‌‌‍‌‍‌‌‍‌‍‌‌‌‌‌‌‍‍‌‌‌‌‍‌‌‍‍‌‌‍‍‍‌‌‍‍‌‌‍‌‍‌‌‌‍‌‍‍‍‌‌‌‍‍‍‌‍‍‍‌‌‍‍‌‍‌‌‌‌‌‍‍‍‍‌‌‍‌‌‍‌‌‍‌‍‌‌‌‍‍‌‍‍‍‍‌‌‍‍‌‍‌‌‍‌‌‍‍‌‍‍‍‌‌‌‌‍‌‍‍‍‌‌‌‍‍‌‍‌‌‍‌‌‍‍‍‌‍‌‌‌‌‍‍‌‌‍‌‍‌‌‍‍‌‍‍‌‍‌‌‍‍‍‌‌‍‍‌‌‌‍‌‍‍‍‌‌‌‍‍‍‌‌‌‌‌‌‍‍‍‌‌‍‌‌‌‍‍‌‍‌‌‍‌‌‍‍‍‍‌‍‌‌‌‍‍‌‌‍‌‍‌‌‍‍‍‌‌‍‍‌‌‌‍‌‍‍‍‌‌‌‍‍‌‌‍‌‌‌‌‍‍‌‌‍‌‍‌‌‍‍‍‌‌‍‍‌‌‍‍‌‌‌‍‍‌‌‍‍‍‌‌‍‌‌‌‍‍‌‍‌‌‍‌‌‍‍‍‌‌‌‌‌‌‍‍‍‌‍‌‌‌‌‍‍‌‍‌‌‍‌‌‍‍‌‍‍‍‍‌‌‍‍‌‍‍‍‌‌‌‌‍‌‌‌‍‌‌‌‍‍‍‍‍‌‍‌‌‌‌‌‍‌‍‌‌
Join challenges‌‍‍‍‍‌‍‍‌‌‌‍‌‌‌‍‌‌‌‍‍‌‍‌‍‍‌‌‌‍‌‌‌‍‌‌‌‌‍‍‍‌‍‌‌‌‌‍‌‌‌‍‌‌‌‍‌‌‍‌‌‌‌‌‍‍‌‍‍‍‍‌‌‍‍‌‍‍‌‍‌‌‍‍‌‌‍‌‍‌‌‍‌‍‌‌‌‌‌‌‍‍‌‌‌‌‍‌‌‍‍‌‌‍‍‍‌‌‍‍‌‌‍‌‍‌‌‌‍‌‍‍‍‌‌‌‍‍‍‌‍‍‍‌‌‍‍‌‍‌‌‌‌‌‍‍‍‍‌‌‍‌‌‍‌‌‍‌‍‌‌‌‍‍‌‍‍‍‍‌‌‍‍‌‍‌‌‍‌‌‍‍‌‍‍‍‌‌‌‌‍‌‍‍‍‌‌‌‍‍‌‍‌‌‍‌‌‍‍‍‌‍‌‌‌‌‍‍‌‌‍‌‍‌‌‍‍‌‍‍‌‍‌‌‍‍‍‌‌‍‍‌‌‌‍‌‍‍‍‌‌‌‍‍‌‌‌‍‍‌‌‍‍‌‍‌‌‌‌‌‍‍‌‌‌‌‍‌‌‍‍‌‍‍‌‌‌‌‍‍‌‍‍‌‌‌‌‍‍‌‌‍‌‍‌‌‍‍‌‍‍‍‌‌‌‍‍‌‌‍‍‍‌‌‍‍‌‌‍‌‍‌‌‍‍‍‌‌‍‍‌‌‌‍‌‍‍‍‌‌‌‍‍‍‌‍‌‌‌‌‍‍‌‍‌‌‍‌‌‍‍‍‌‍‌‌‌‌‍‍‌‍‍‌‌‌‌‍‍‌‌‍‌‍‌‌‌‍‌‌‌‍‌‌‌‍‍‍‍‍‌‍‌‌‌‌‌‍‌‍‌‌
Participate in different challenges, just as
everyone around the world does.‌‍‍‍‍‌‍‍‌‌‌‍‌‌‌‍‌‌‌‍‍‌‍‌‍‍‌‌‌‍‌‌‌‍‌‌‌‌‍‍‍‌‍‌‌‌‌‍‌‌‌‍‌‌‌‍‌‌‍‌‌‌‌‌‍‍‌‍‍‍‍‌‌‍‍‌‍‍‌‍‌‌‍‍‌‌‍‌‍‌‌‍‌‍‌‌‌‌‌‌‍‍‌‌‌‌‍‌‌‍‍‌‌‍‍‍‌‌‍‍‌‌‍‌‍‌‌‌‍‌‍‍‍‌‌‌‍‍‍‌‍‍‍‌‌‍‍‌‍‌‌‌‌‌‍‍‍‍‌‌‍‌‌‍‌‌‍‌‍‌‌‌‍‍‌‍‍‍‍‌‌‍‍‌‍‌‌‍‌‌‍‍‌‍‍‍‌‌‌‌‍‌‍‍‍‌‌‌‍‍‌‍‌‌‍‌‌‍‍‍‌‍‌‌‌‌‍‍‌‌‍‌‍‌‌‍‍‌‍‍‌‍‌‌‍‍‍‌‌‍‍‌‌‌‍‌‍‍‍‌‌‌‍‍‌‌‌‍‍‌‌‍‍‌‍‌‌‌‌‌‍‍‌‌‌‌‍‌‌‍‍‌‍‍‌‌‌‌‍‍‌‍‍‌‌‌‌‍‍‌‌‍‌‍‌‌‍‍‌‍‍‍‌‌‌‍‍‌‌‍‍‍‌‌‍‍‌‌‍‌‍‌‌‍‍‍‌‌‍‍‌‌‌‍‌‍‍‍‌‌‌‍‍‌‌‍‌‌‌‌‍‍‌‌‍‌‍‌‌‍‍‍‌‌‍‍‌‌‍‍‌‌‌‍‍‌‌‍‍‍‌‌‍‌‌‌‍‍‌‍‌‌‍‌‌‍‍‍‌‌‌‌‌‌‍‍‍‌‍‌‌‌‌‍‍‌‍‌‌‍‌‌‍‍‌‍‍‍‍‌‌‍‍‌‍‍‍‌‌‌‌‍‌‌‌‍‌‌‌‍‍‍‍‍‌‍‌‌‌‌‌‍‌‍‌‌
Discover new routes‌‍‍‍‍‌‍‍‌‌‌‍‌‌‌‍‌‌‌‍‍‌‍‌‍‍‌‌‌‍‌‌‌‍‌‌‌‌‍‍‍‌‍‌‌‌‌‍‌‌‌‍‌‌‌‍‌‌‍‌‌‌‌‌‍‍‌‍‍‍‍‌‌‍‍‌‍‍‌‍‌‌‍‍‌‌‍‌‍‌‌‍‌‍‌‌‌‌‌‌‍‍‌‌‌‌‍‌‌‍‍‌‌‍‍‍‌‌‍‍‌‌‍‌‍‌‌‌‍‌‍‍‍‌‌‌‍‍‍‌‍‍‍‌‌‍‍‌‍‌‌‌‌‌‍‍‍‍‌‌‍‌‌‍‌‌‍‌‍‌‌‌‍‍‌‍‍‍‍‌‌‍‍‌‍‌‌‍‌‌‍‍‌‍‍‍‌‌‌‌‍‌‍‍‍‌‌‌‍‍‌‍‌‌‍‌‌‍‍‍‌‍‌‌‌‌‍‍‌‌‍‌‍‌‌‍‍‌‍‍‌‍‌‌‍‍‍‌‌‍‍‌‌‌‍‌‍‍‍‌‌‌‍‍‍‌‌‍‌‌‌‍‍‌‍‍‍‍‌‌‍‍‍‌‍‌‍‌‌‍‍‍‌‍‌‌‌‌‍‍‌‌‍‌‍‌‌‍‍‍‌‌‍‍‌‌‌‍‌‍‍‍‌‌‌‍‍‍‌‍‌‌‌‌‍‍‌‍‌‌‍‌‌‍‍‍‌‍‌‌‌‌‍‍‌‍‍‌‌‌‌‍‍‌‌‍‌‍‌‌‌‍‌‌‌‍‌‌‌‍‍‍‍‍‌‍‌‌‌‌‌‍‌‍‌‌
Extend your walks or rides with audio
guides along the routes.‌‍‍‍‍‌‍‍‌‌‌‍‌‌‌‍‌‌‌‍‍‌‍‌‍‍‌‌‌‍‌‌‌‍‌‌‌‌‍‍‍‌‍‌‌‌‌‍‌‌‌‍‌‌‌‍‌‌‍‌‌‌‌‌‍‍‌‍‍‍‍‌‌‍‍‌‍‍‌‍‌‌‍‍‌‌‍‌‍‌‌‍‌‍‌‌‌‌‌‌‍‍‌‌‌‌‍‌‌‍‍‌‌‍‍‍‌‌‍‍‌‌‍‌‍‌‌‌‍‌‍‍‍‌‌‌‍‍‍‌‍‍‍‌‌‍‍‌‍‌‌‌‌‌‍‍‍‍‌‌‍‌‌‍‌‌‍‌‍‌‌‌‍‍‌‍‍‍‍‌‌‍‍‌‍‌‌‍‌‌‍‍‌‍‍‍‌‌‌‌‍‌‍‍‍‌‌‌‍‍‌‍‌‌‍‌‌‍‍‍‌‍‌‌‌‌‍‍‌‌‍‌‍‌‌‍‍‌‍‍‌‍‌‌‍‍‍‌‌‍‍‌‌‌‍‌‍‍‍‌‌‌‍‍‍‌‌‍‌‌‌‍‍‌‍‍‍‍‌‌‍‍‍‌‍‌‍‌‌‍‍‍‌‍‌‌‌‌‍‍‌‌‍‌‍‌‌‍‍‍‌‌‍‍‌‌‌‍‌‍‍‍‌‌‌‍‍‌‌‍‌‌‌‌‍‍‌‌‍‌‍‌‌‍‍‍‌‌‍‍‌‌‍‍‌‌‌‍‍‌‌‍‍‍‌‌‍‌‌‌‍‍‌‍‌‌‍‌‌‍‍‍‌‌‌‌‌‌‍‍‍‌‍‌‌‌‌‍‍‌‍‌‌‍‌‌‍‍‌‍‍‍‍‌‌‍‍‌‍‍‍‌‌‌‌‍‌‌‌‍‌‌‌‍‍‍‍‍‌‍‌‌‌‌‌‍‌‍‌‌
Works with your
devices‌‍‍‍‍‌‍‍‌‌‌‍‌‌‌‍‌‌‌‍‍‌‍‌‍‍‌‌‌‍‌‌‌‍‌‌‌‌‍‍‍‌‍‌‌‌‌‍‌‌‌‍‌‌‌‍‍‍‌‌‍‍‌‌‍‍‌‌‍‌‍‌‌‍‍‌‌‌‍‍‌‌‍‍‍‌‍‌‌‌‌‍‍‌‍‌‌‍‌‌‍‍‌‍‍‍‍‌‌‍‍‌‍‍‍‌‌‌‍‍‍‌‌‍‍‌‌‌‍‌‍‍‍‌‌‌‍‍‌‌‍‌‌‌‌‍‍‌‌‍‌‍‌‌‍‍‍‌‍‍‌‌‌‍‍‌‍‌‌‍‌‌‍‍‌‌‌‍‍‌‌‍‍‌‌‍‌‍‌‌‍‍‍‌‌‍‍‌‌‌‍‌‍‍‍‌‌‌‍‍‍‌‍‌‌‌‌‍‍‌‍‌‌‍‌‌‍‍‍‌‍‌‌‌‌‍‍‌‍‍‌‌‌‌‍‍‌‌‍‌‍‌‌‌‍‌‌‌‍‌‌‌‍‍‍‍‍‌‍‌‌‌‌‌‍‌‍‌‌
Walk15 counts your steps - no matter
what phone or watch you use.‌‍‍‍‍‌‍‍‌‌‌‍‌‌‌‍‌‌‌‍‍‌‍‌‍‍‌‌‌‍‌‌‌‍‌‌‌‌‍‍‍‌‍‌‌‌‌‍‌‌‌‍‌‌‌‍‍‍‌‌‍‍‌‌‍‍‌‌‍‌‍‌‌‍‍‌‌‌‍‍‌‌‍‍‍‌‍‌‌‌‌‍‍‌‍‌‌‍‌‌‍‍‌‍‍‍‍‌‌‍‍‌‍‍‍‌‌‌‍‍‍‌‌‍‍‌‌‌‍‌‍‍‍‌‌‌‍‍‌‌‍‌‌‌‌‍‍‌‌‍‌‍‌‌‍‍‍‌‍‍‌‌‌‍‍‌‍‌‌‍‌‌‍‍‌‌‌‍‍‌‌‍‍‌‌‍‌‍‌‌‍‍‍‌‌‍‍‌‌‌‍‌‍‍‍‌‌‌‍‍‌‌‍‌‌‌‌‍‍‌‌‍‌‍‌‌‍‍‍‌‌‍‍‌‌‍‍‌‌‌‍‍‌‌‍‍‍‌‌‍‌‌‌‍‍‌‍‌‌‍‌‌‍‍‍‌‌‌‌‌‌‍‍‍‌‍‌‌‌‌‍‍‌‍‌‌‍‌‌‍‍‌‍‍‍‍‌‌‍‍‌‍‍‍‌‌‌‌‍‌‌‌‍‌‌‌‍‍‍‍‍‌‍‌‌‌‌‌‍‌‍‌‌
Step and bike challenges‌‍‍‍‍‌‍‍‌‌‌‍‌‌‌‍‌‌‌‍‍‌‍‌‍‍‌‌‌‍‌‌‌‍‌‌‌‌‍‍‍‌‍‌‌‌‌‍‌‌‌‍‌‌‌‍‍‍‌‌‍‍‌‌‍‍‌‌‍‌‍‌‌‍‍‌‌‌‍‍‌‌‍‍‍‌‍‌‌‌‌‍‍‌‍‌‌‍‌‌‍‍‌‍‍‍‍‌‌‍‍‌‍‍‍‌‌‌‍‍‍‌‌‍‍‌‌‌‍‌‍‍‍‌‌‌‍‍‌‌‌‍‌‌‌‌‍‍‌‌‍‌‌‌‍‍‌‌‌‍‌‌‌‍‌‌‌‌‍‍‌‌‍‍‍‌‍‌‌‌‌‍‍‌‌‌‌‍‌‌‌‍‌‍‍‍‌‌‌‍‍‍‌‍‌‌‌‌‍‍‌‍‌‌‍‌‌‍‍‍‌‍‌‌‌‌‍‍‌‍‍‌‌‌‌‍‍‌‌‍‌‍‌‌‌‍‌‌‌‍‌‌‌‍‍‍‍‍‌‍‌‌‌‌‌‍‌‍‌‌
Create your own
personal or
company initiative‌‍‍‍‍‌‍‍‌‌‌‍‌‌‌‍‌‌‌‍‍‌‍‌‍‍‌‌‌‍‌‌‌‍‌‌‌‌‍‍‍‌‍‌‌‌‌‍‌‌‌‍‌‌‌‍‍‍‌‌‍‍‌‌‍‍‌‌‍‌‍‌‌‍‍‌‌‌‍‍‌‌‍‍‍‌‍‌‌‌‌‍‍‌‍‌‌‍‌‌‍‍‌‍‍‍‍‌‌‍‍‌‍‍‍‌‌‌‍‍‍‌‌‍‍‌‌‌‍‌‍‍‍‌‌‌‍‍‌‌‌‍‌‌‌‌‍‍‌‌‍‌‌‌‍‍‌‌‌‍‌‌‌‍‌‌‌‌‍‍‌‌‍‍‍‌‍‌‌‌‌‍‍‌‌‌‌‍‌‌‌‍‌‍‍‍‌‌‌‍‍‌‌‍‌‌‌‌‍‍‌‌‍‌‍‌‌‍‍‍‌‌‍‍‌‌‍‍‌‌‌‍‍‌‌‍‍‍‌‌‍‌‌‌‍‍‌‍‌‌‍‌‌‍‍‍‌‌‌‌‌‌‍‍‍‌‍‌‌‌‌‍‍‌‍‌‌‍‌‌‍‍‌‍‍‍‍‌‌‍‍‌‍‍‍‌‌‌‌‍‌‌‌‍‌‌‌‍‍‍‍‍‌‍‌‌‌‌‌‍‌‍‌‌
Get an offer‌‍‍‍‍‌‍‍‌‌‌‍‌‌‌‍‌‌‌‍‍‌‍‌‍‍‌‌‌‍‌‌‌‍‌‌‌‌‍‍‍‌‍‌‌‌‌‍‌‌‌‍‌‌‌‍‍‍‌‌‍‍‌‌‍‍‌‌‍‌‍‌‌‍‍‌‌‌‍‍‌‌‍‍‍‌‍‌‌‌‌‍‍‌‍‌‌‍‌‌‍‍‌‍‍‍‍‌‌‍‍‌‍‍‍‌‌‌‍‍‍‌‌‍‍‌‌‌‍‌‍‍‍‌‌‌‍‍‌‌‌‍‌‌‌‌‍‍‌‌‍‌‌‌‍‍‌‌‌‍‌‌‌‍‌‌‌‌‍‍‌‌‍‍‍‌‍‌‌‌‌‍‍‌‌‌‌‍‌‌‌‍‌‍‍‍‌‌‌‍‍‌‌‌‍‌‌‌‍‍‍‌‍‌‍‌‌‍‍‍‌‍‌‌‌‌‍‍‍‌‍‌‌‌‌‍‍‌‍‍‍‍‌‌‍‍‌‍‍‍‌‌‌‌‍‌‍‍‍‌‌‌‍‍‌‍‍‍‍‌‌‍‍‌‌‍‍‌‌‌‍‍‌‌‍‍‌‌‌‍‍‌‌‍‌‍‌‌‍‍‍‌‌‍‌‌‌‌‍‌‌‌‍‌‌‌‍‍‍‍‍‌‍‌‌‌‌‌‍‌‍‌‌ Learn more‌‍‍‍‍‌‍‍‌‌‌‍‌‌‌‍‌‌‌‍‍‌‍‌‍‍‌‌‌‍‌‌‌‍‌‌‌‌‍‍‍‌‍‌‌‌‌‍‌‌‌‍‌‌‌‍‍‍‌‌‍‍‌‌‍‍‌‌‍‌‍‌‌‍‍‌‌‌‍‍‌‌‍‍‍‌‍‌‌‌‌‍‍‌‍‌‌‍‌‌‍‍‌‍‍‍‍‌‌‍‍‌‍‍‍‌‌‌‍‍‍‌‌‍‍‌‌‌‍‌‍‍‍‌‌‌‍‍‌‌‌‍‌‌‌‌‍‍‌‌‍‌‌‌‍‍‌‌‌‍‌‌‌‍‌‌‌‌‍‍‌‌‍‍‍‌‍‌‌‌‌‍‍‌‌‌‌‍‌‌‌‍‌‍‍‍‌‌‌‍‍‌‌‌‍‌‌‌‍‍‍‌‍‌‍‌‌‍‍‍‌‍‌‌‌‌‍‍‍‌‍‌‌‌‌‍‍‌‍‍‍‍‌‌‍‍‌‍‍‍‌‌‌‌‍‌‍‍‍‌‌‌‍‍‌‍‍‌‌‌‌‍‍‌‌‍‌‍‌‌‍‍‌‌‌‌‍‌‌‍‍‍‌‌‍‌‌‌‍‍‌‍‍‍‌‌‌‍‌‌‍‍‌‍‌‌‍‍‌‍‍‍‍‌‌‍‍‍‌‌‍‌‌‌‍‍‌‌‍‌‍‌‌‌‍‌‌‌‍‌‌‌‍‍‍‍‍‌‍‌‌‌‌‌‍‌‍‌‌
Become a Walk15 Plus member
Gifts and bigger discounts in Step wallet.
Detailed step statistics and history - save and track your step progress from the very first
time you joined Walk15.